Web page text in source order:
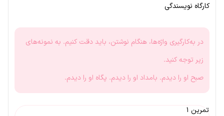
کارگاه نویسندگی
در به‌کارگیری واژه‌ها، هنگام نوشتن، باید دقت کنیم. به نمونه‌های
زیر توجه کنید.
صبح او را دیدم. بامداد او را دیدم. پگاه او را دیدم.
تمرین ۱